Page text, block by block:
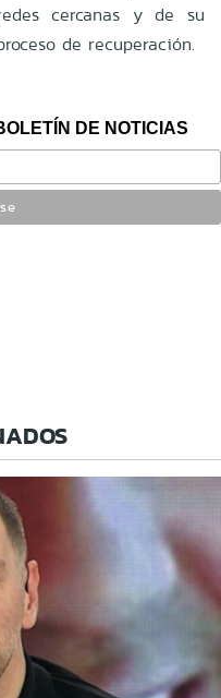
cercanas y de su
de recuperación.
DE NOTICIAS